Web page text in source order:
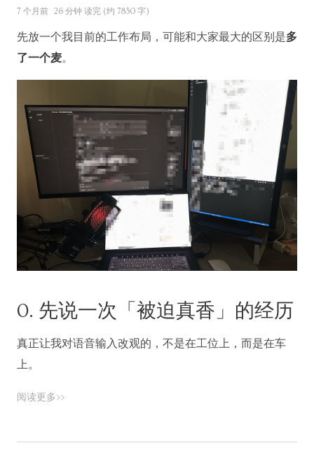
7 个月前 26 分钟 读完 (约 7830 字)
先放一个我目前的工作布局，可能和大家最大的区别是多
了一个麦。
0. 先说一次「被迫真香」的经历
真正让我对语音输入改观的，不是在工位上，而是在车
上。
阅读更多>>